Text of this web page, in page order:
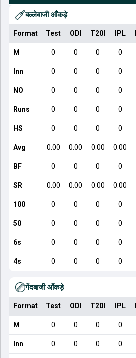
बल्लेबाजी आँकड़े
Format Test ODI T20I IPL
M 0 0 0 0
Inn 0 0 0 0
NO 0 0 0 0
Runs 0 0 0 0
HS 0 0 0 0
Avg 0.00 0.00 0.00 0.00
BF 0 0 0 0
SR 0.00 0.00 0.00 0.00
100 0 0 0 0
50 0 0 0 0
6s 0 0 0 0
4s 0 0 0 0
गेंदबाजी आँकड़े
Format Test ODI T20I IPL
M 0 0 0 0
Inn 0 0 0 0